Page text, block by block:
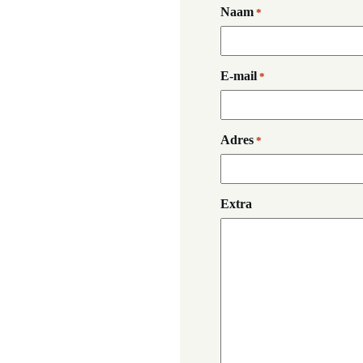
Naam *
E-mail *
Adres *
Extra